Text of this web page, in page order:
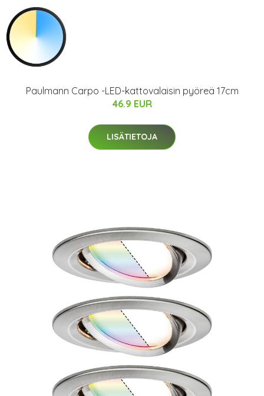
Paulmann Carpo -LED-kattovalaisin pyöreä 17cm
46.9 EUR
LISÄTIETOJA